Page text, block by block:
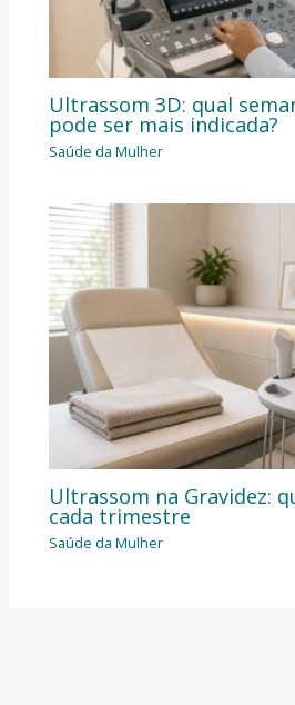
Ultrassom 3D: qual
pode ser mais indicada?
Saúde da Mulher
Ultrassom na Gravidez:
cada trimestre
Saúde da Mulher